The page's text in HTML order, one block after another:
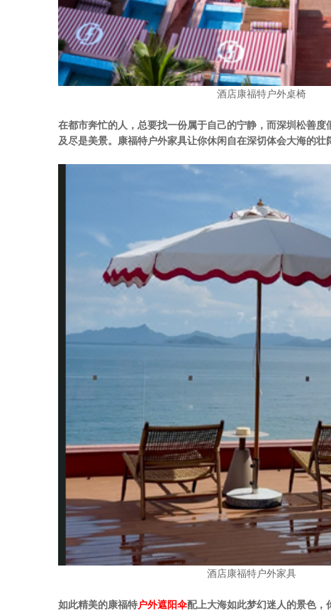
酒店康福特户外桌椅
在都市奔忙的人，总要找一份属于自己的宁静，而深圳松善度
及尽是美景。康福特户外家具让你休闲自在深切体会大海的壮
酒店康福特户外家具
如此精美的康福特户外遮阳伞配上大海如此梦幻迷人的景色，